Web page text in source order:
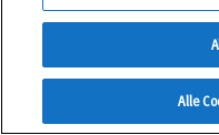
Bleib in
Alle